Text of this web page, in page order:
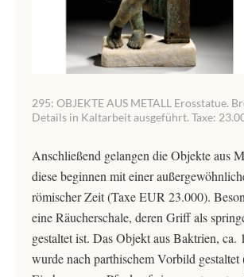
295: OBJEKTE AUS METALL Erosstatue.
Details in Kaltarbeit ausgeführt. Taxe:
Anschließend gelangen die Objekte aus
diese beginnen mit einer
römischer Zeit (Taxe EUR 23.000).
eine Räucherschale, deren Griff als
gestaltet ist. Das Objekt aus Baktrien, ca.
wurde nach parthischem Vorbild